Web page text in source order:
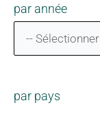
par année
par pays